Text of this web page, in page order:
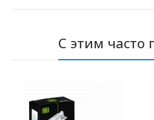
С этим часто